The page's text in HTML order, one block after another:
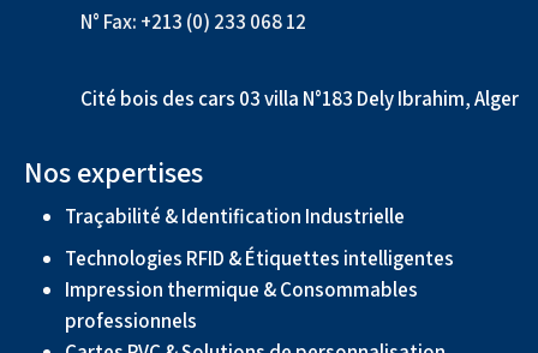
N° Fax: +213 (0) 233 068 12
Cité bois des cars 03 villa N°183 Dely Ibrahim, Alger
Nos expertises
Traçabilité & Identification Industrielle
Technologies RFID & Étiquettes intelligentes
Impression thermique & Consommables
professionnels